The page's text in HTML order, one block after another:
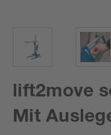
lift2move
Mit